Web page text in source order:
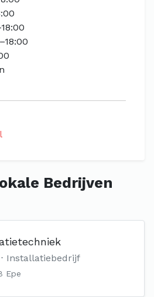
Bedrijven
Installatiebedrijf
Epe